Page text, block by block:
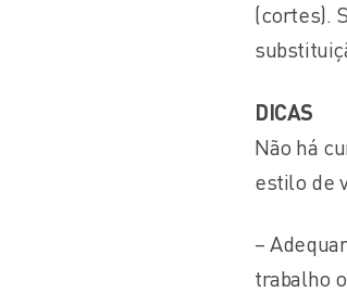
(cortes).
DICAS
Não há
estilo de
–
trabalho